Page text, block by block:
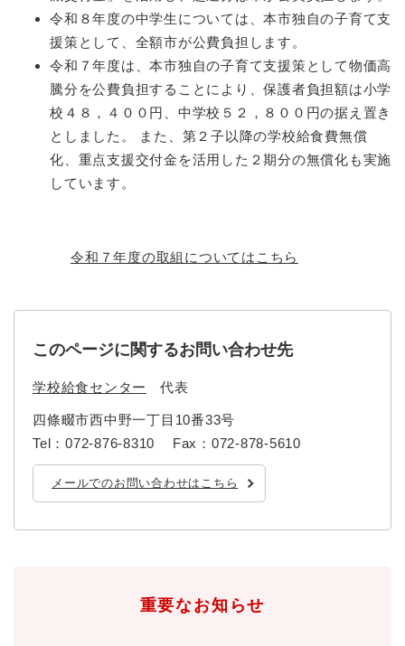
令和８年度の中学生については、本市独自の子育て支
援策として、全額市が公費負担します。
令和７年度は、本市独自の子育て支援策として物価高
騰分を公費負担することにより、保護者負担額は小学
校４８，４００円、中学校５２，８００円の据え置き
としました。 また、第２子以降の学校給食費無償
化、重点支援交付金を活用した２期分の無償化も実施
しています。
令和７年度の取組についてはこちら
このページに関するお問い合わせ先
学校給食センター 代表
四條畷市西中野一丁目10番33号
Tel：072-876-8310
Fax：072-878-5610
メールでのお問い合わせはこちら
重要なお知らせ